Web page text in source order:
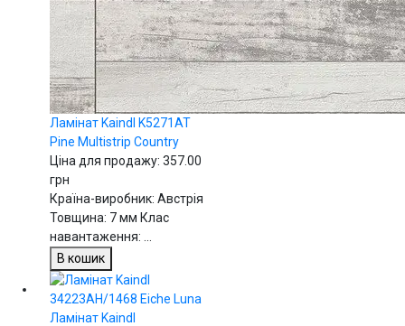
Ламінат Kaindl K5271AT
Pine Multistrip Country
Ціна для продажу: 357.00
грн
Країна-виробник: Австрія
Товщина: 7 мм Клас
навантаження: ...
В кошик
Ламінат Kaindl